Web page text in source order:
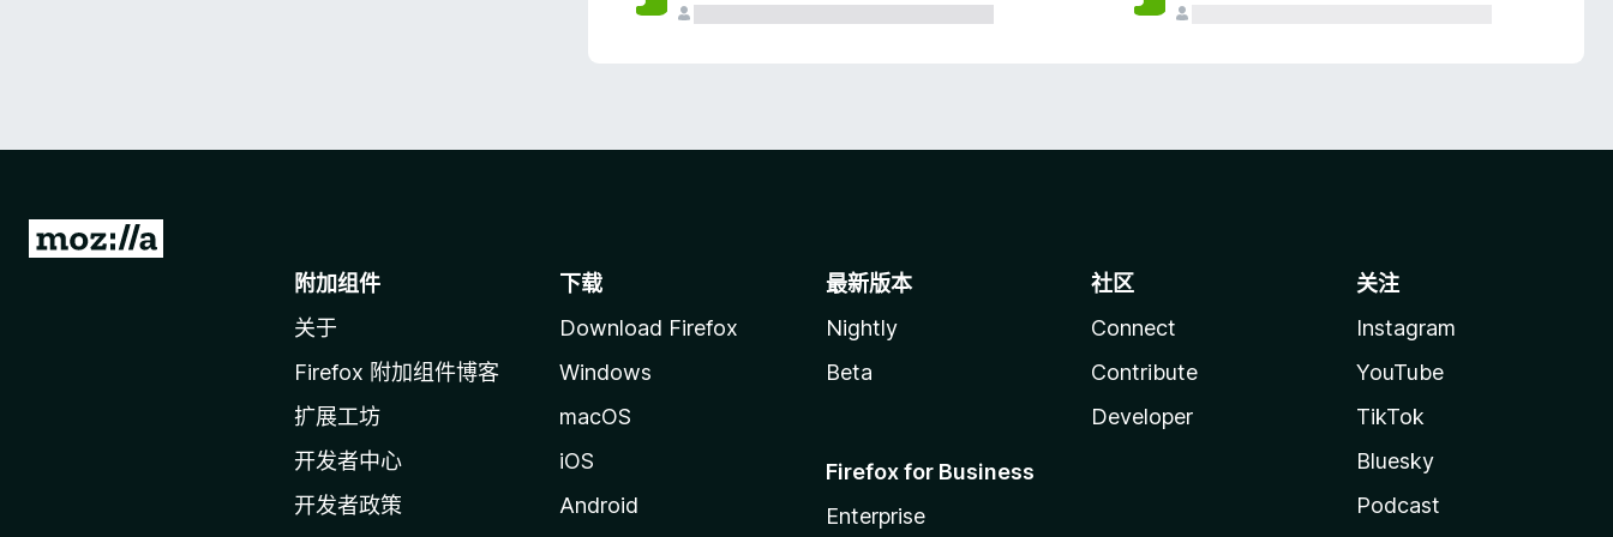
转
附加组件
关于
Firefox 附加组件博客
扩展工坊
开发者中心
开发者政策
下载
Download Firefox
Windows
macOS
iOS
Android
最新版本
Nightly
Beta
Firefox for Business
Enterprise
社区
Connect
Contribute
Developer
关注
Instagram
YouTube
TikTok
Bluesky
Podcast